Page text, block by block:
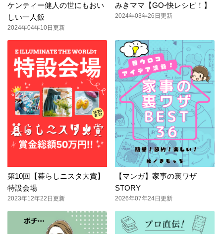
ケンティー健人の世にもおい
しい一人飯
2024年04年10日更新
みきママ【GO-快レシピ！】
2024年03年26日更新
第10回【暮らしニスタ大賞】
特設会場
2023年12年22日更新
【マンガ】家事の裏ワザ
STORY
2026年07年24日更新